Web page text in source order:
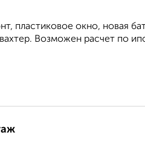
пластиковое окно, новая
Возможен расчет по